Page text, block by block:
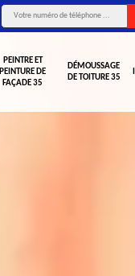
PEINTRE ET
PEINTURE DE
FAÇADE 35
DÉMOUSSAGE
DE TOITURE 35